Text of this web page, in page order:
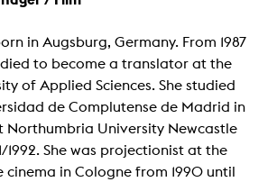
in Augsburg, Germany. From 1987
to become a translator at the
of Applied Sciences. She studied
de Complutense de Madrid in
Northumbria University Newcastle
1992. She was projectionist at the
cinema in Cologne from 1990 until